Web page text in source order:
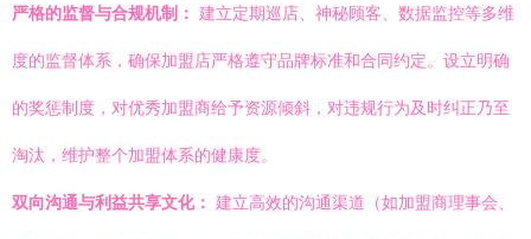
严格的监督与合规机制： 建立定期巡店、神秘顾客、数据监控等多维
度的监督体系，确保加盟店严格遵守品牌标准和合同约定。设立明确
的奖惩制度，对优秀加盟商给予资源倾斜，对违规行为及时纠正乃至
淘汰，维护整个加盟体系的健康度。
双向沟通与利益共享文化： 建立高效的沟通渠道（如加盟商理事会、